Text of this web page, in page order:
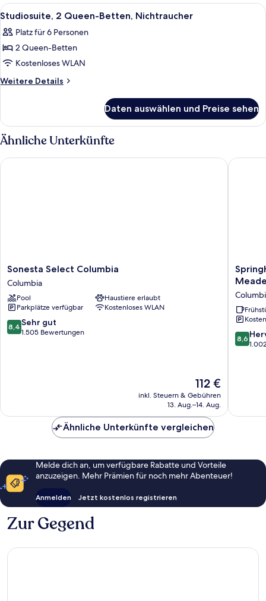
Alle
Fotos
für
Studiosuite,
2 Queen-
Betten,
Studiosuite, 2 Queen-Betten,
6
Studiosuite, 2 Queen-Betten, Nichtraucher
Platz für 6 Personen
2 Queen-Betten
Kostenloses WLAN
Weitere Details
Weitere
2 Queen-
Betten,
Nichtraucher
Daten auswählen und Preise sehen
Ähnliche Unterkünfte
Sonesta
Select
Columbia
Columbia
Sonesta Select Columbia
Columbia
Pool
Haustiere erlaubt
Parkplätze verfügbar
Kostenloses WLAN
8.4
von
8,4 Sehr gut
1.505 Bewertungen
Der
Preis
beträgt
112 €
inkl. Steuern & Gebühren
13. Aug.–14. Aug.
Sonesta Select Columbia
Suites
Marriott
Fort
Meade
Area
8.6
von
8,6
Ähnliche Unterkünfte vergleichen
Melde dich an, um verfügbare Rabatte und Vorteile
anzuzeigen. Mehr Prämien für noch mehr Abenteuer!
Anmelden Jetzt kostenlos registrieren
Zur Gegend